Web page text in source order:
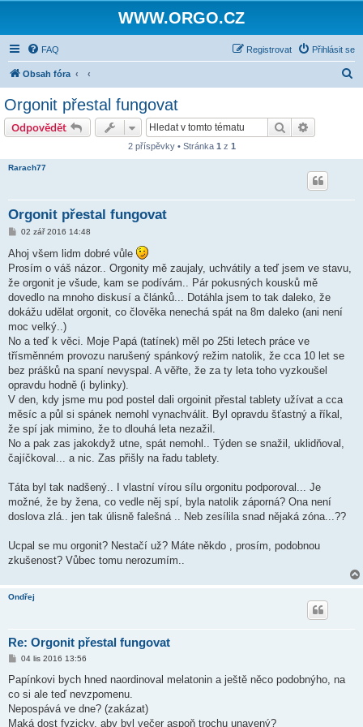
WWW.ORGO.CZ
FAQ Přihlásit se
Registrovat
Obsah fóra
Orgonit přestal fungovat
Odpovědět Hledat
2 příspěvky • Stránka 1 z 1
Rarach77
Orgonit přestal fungovat
P
í
s
p
ě
v
e
k
02 zář 2016 14:48
Ahoj všem lidm dobré vůle
Prosím o váš názor.. Orgonity mě zaujaly, uchvátily a teď jsem ve stavu,
že orgonit je všude, kam se podívám.. Pár pokusných kousků mě
dovedlo na mnoho diskusí a článků... Dotáhla jsem to tak daleko, že
dokážu udělat orgonit, co člověka nenechá spát na 8m daleko (ani není
moc velký..)
No a teď k věci. Moje Papá (tatínek) měl po 25ti letech práce ve
třísměnném provozu narušený spánkový režim natolik, že cca 10 let se
bez prášků na spaní nevyspal. A věřte, že za ty leta toho vyzkoušel
opravdu hodně (i bylinky).
V den, kdy jsme mu pod postel dali orgoinit přestal tablety užívat a cca
měsíc a půl si spánek nemohl vynachválit. Byl opravdu šťastný a říkal,
že spí jak mimino, že to dlouhá leta nezažil.
No a pak zas jakokdyž utne, spát nemohl.. Týden se snažil, uklidňoval,
čajíčkoval... a nic. Zas přišly na řadu tablety.
Táta byl tak nadšený.. I vlastní vírou sílu orgonitu podporoval... Je
možné, že by žena, co vedle něj spí, byla natolik záporná? Ona není
doslova zlá.. jen tak úlisně falešná .. Neb zesílila snad nějaká zóna...??
Ucpal se mu orgonit? Nestačí už? Máte někdo , prosím, podobnou
zkušenost? Vůbec tomu nerozumím..
Ondřej
Re: Orgonit přestal fungovat
P
í
s
p
ě
v
04 lis 2016 13:56
Papínkovi bych hned naordinoval melatonin a ještě něco podobnýho, na
co si ale teď nevzpomenu.
Nepospává ve dne? (zakázat)
Maká dost fyzicky, aby byl večer aspoň trochu unavený?